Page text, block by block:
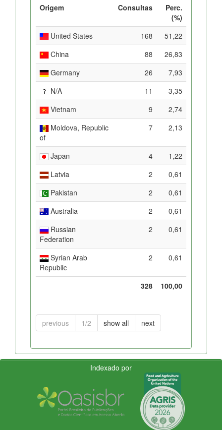
Origem Consultas
Perc.
(%)
United States
168
51,22
China
88
26,83
Germany
26
7,93
N/A
11
3,35
Vietnam
9
2,74
Moldova, Republic
of
7 2,13
Japan 4
1,22
Latvia
2
0,61
Pakistan
2
0,61
Australia
2
0,61
Russian
Federation
2 0,61
Syrian Arab
Republic
2 0,61
328 100,00
previous 1/2 show all next
Indexado por